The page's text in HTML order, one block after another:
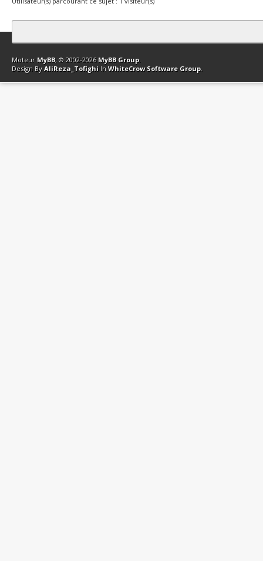
Contact Club Affiliation Retourner en haut Version bas-débit
Moteur MyBB, © 2002-2026 MyBB Group.
Design By AliReza_Tofighi In WhiteCrow Software Group.